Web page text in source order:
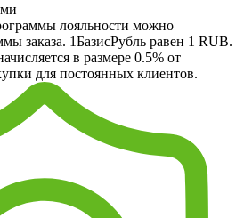
лояльности можно
заказа. 1БазисРубль равен 1 RUB.
в размере 0.5% от
для постоянных клиентов.